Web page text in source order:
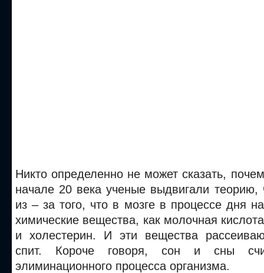
Никто определенно не может сказать,
начале 20 века ученые выдвигали
из – за того, что в мозге в процессе дня
химические вещества, как молочная
и холестерин. И эти вещества
спит. Короче говоря, сон и сны
элиминационного процесса организма.